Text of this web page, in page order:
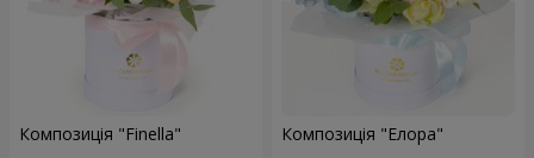
Композиція "Finella" Композиція "Елора"